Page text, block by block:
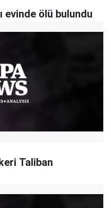
evinde ölü bulundu
Taliban